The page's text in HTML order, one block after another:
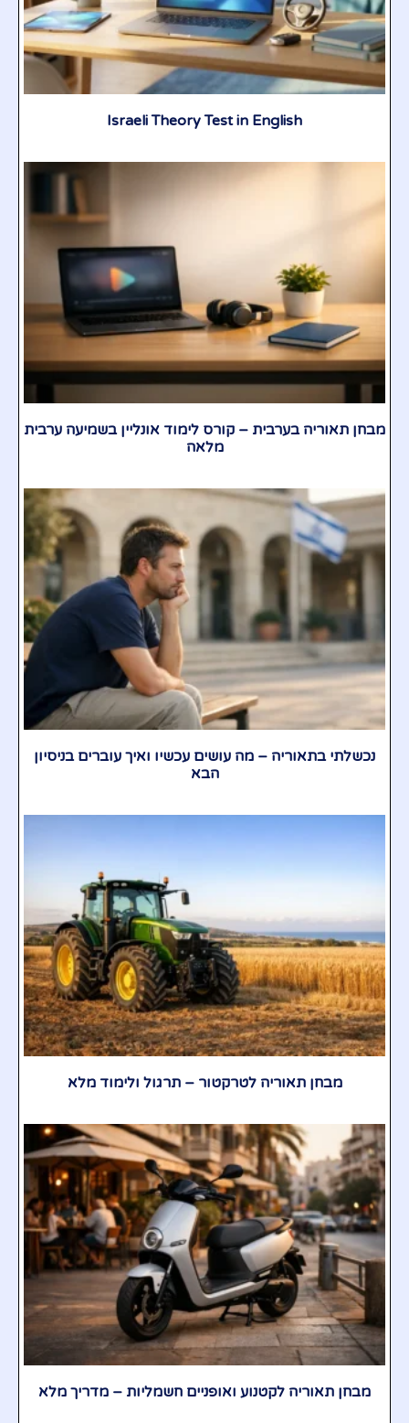
Israeli Theory Test in English
מבחן תאוריה בערבית – קורס לימוד אונליין בשמיעה ערבית
מלאה
נכשלתי בתאוריה – מה עושים עכשיו ואיך עוברים בניסיון
הבא
מבחן תאוריה לטרקטור – תרגול ולימוד מלא
מבחן תאוריה לקטנוע ואופניים חשמליות – מדריך מלא